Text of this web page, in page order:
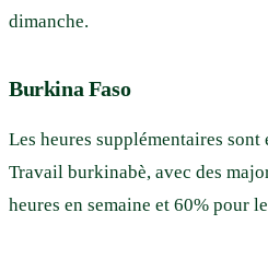
dimanche.
Burkina Faso
Les heures supplémentaires sont
Travail burkinabè, avec des
heures en semaine et 60% pour